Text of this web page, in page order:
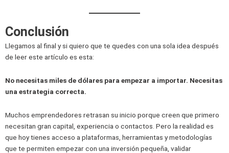
Conclusión
Llegamos al final y si quiero que te quedes con una sola idea después
de leer este artículo es esta:
No necesitas miles de dólares para empezar a importar. Necesitas
una estrategia correcta.
Muchos emprendedores retrasan su inicio porque creen que primero
necesitan gran capital, experiencia o contactos. Pero la realidad es
que hoy tienes acceso a plataformas, herramientas y metodologías
que te permiten empezar con una inversión pequeña, validar